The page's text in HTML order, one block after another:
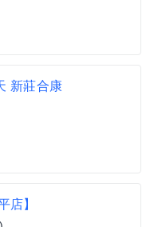
新莊合康
店】